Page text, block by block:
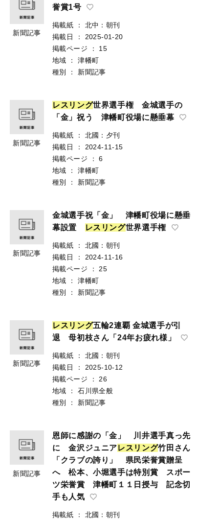
新聞記事
誉賞1号
掲載紙 ：
北中：朝刊
掲載日
：
2025-01-20
掲載ページ
：
15
地域
：
津幡町
種別
： 新聞記事
新聞記事
レ ス リ ング世界選手権 金城選手の
「金」祝う 津幡町役場に懸垂幕
掲載紙 ：
北國：夕刊
掲載日
：
2024-11-15
掲載ページ
：
6
地域
：
津幡町
種別
： 新聞記事
新聞記事
金城選手祝「金」 津幡町役場に懸垂
幕設置
レス リ ング世界選手権
掲載紙 ：
北國：朝刊
掲載日
：
2024-11-16
掲載ページ
：
25
地域
：
津幡町
種別
： 新聞記事
新聞記事
レ ス リ ング五輪2連覇 金城選手が引
退 母初枝さん「24年お疲れ様」
掲載紙 ：
北國：朝刊
掲載日
：
2025-10-12
掲載ページ
：
26
地域
：
石川県全般
種別
： 新聞記事
新聞記事
恩師に感謝の「金」 川井選手真っ先
に 金沢ジュニアレ ス リ ング竹田さん
「クラブの誇り」 県民栄誉賞贈呈
へ 松本、小堀選手は特別賞 スポー
ツ栄誉賞 津幡町１１日授与 記念切
手も人気
掲載紙 ： 北國：朝刊